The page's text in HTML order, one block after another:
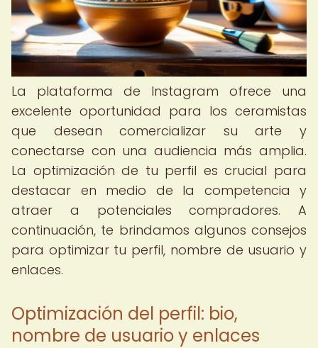
La plataforma de Instagram ofrece una
excelente oportunidad para los ceramistas
que desean comercializar su arte y
conectarse con una audiencia más amplia.
La optimización de tu perfil es crucial para
destacar en medio de la competencia y
atraer a potenciales compradores. A
continuación, te brindamos algunos consejos
para optimizar tu perfil, nombre de usuario y
enlaces.
Optimización del perfil: bio,
nombre de usuario y enlaces